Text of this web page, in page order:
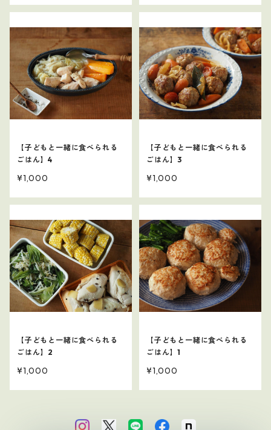
【子どもと一緒に食べられる
ごはん】4
¥1,000
【子どもと一緒に食べられる
ごはん】3
¥1,000
【子どもと一緒に食べられる
ごはん】2
¥1,000
【子どもと一緒に食べられる
ごはん】1
¥1,000